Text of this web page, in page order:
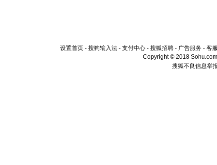
设置首页 - 搜狗输入法 - 支付中心 - 搜狐招聘 - 广告服务 - 客
Copyright © 2018
搜狐不良信息举